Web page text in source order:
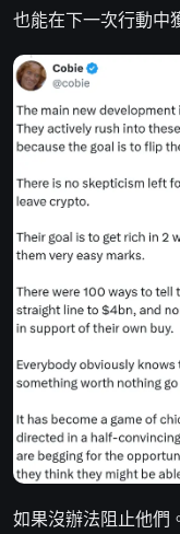
也能在下一次行動中
如果沒辦法阻止他們